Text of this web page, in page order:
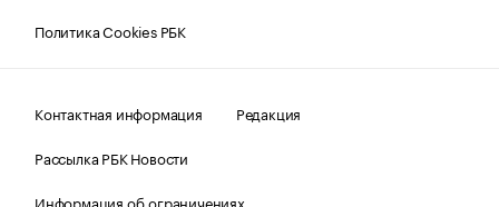
Политика Cookies РБК
Контактная информация
Редакция
Рассылка РБК Новости
Информация об ограничениях